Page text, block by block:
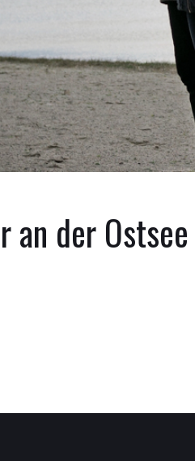
an der Ostsee